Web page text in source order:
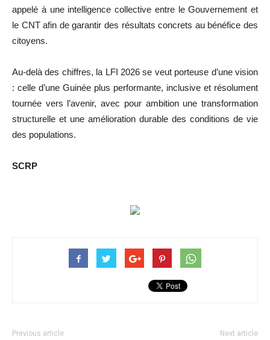
appelé à une intelligence collective entre le Gouvernement et
le CNT afin de garantir des résultats concrets au bénéfice des
citoyens.
Au-delà des chiffres, la LFI 2026 se veut porteuse d’une vision
: celle d’une Guinée plus performante, inclusive et résolument
tournée vers l’avenir, avec pour ambition une transformation
structurelle et une amélioration durable des conditions de vie
des populations.
SCRP
Previous article Next article